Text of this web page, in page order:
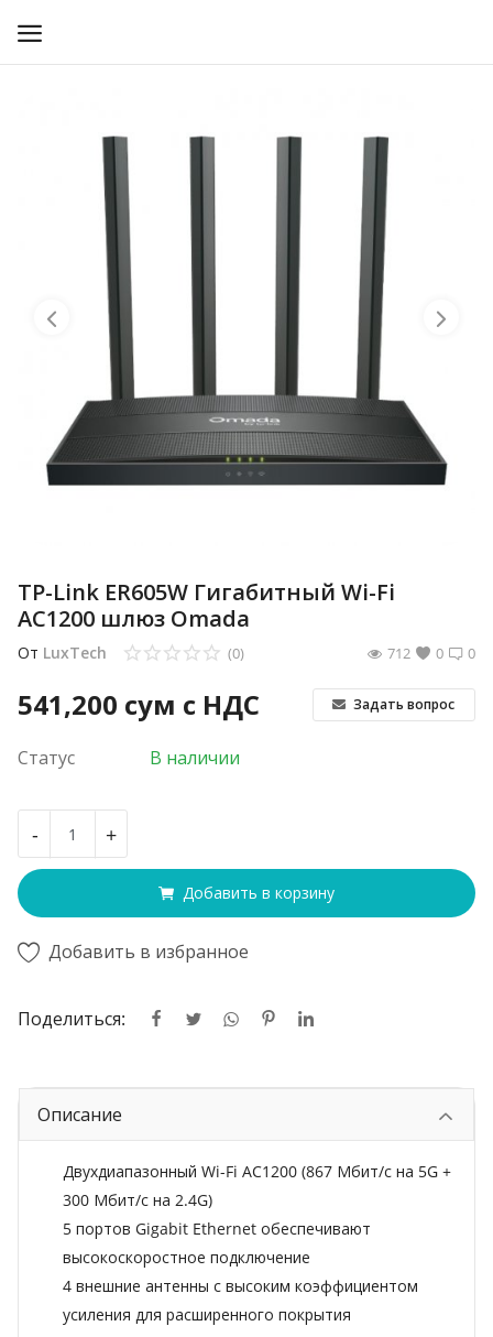
РЕШЕНИЯ ДЛЯ ДОМА
ДЛЯ БИЗНЕСА
ДЛЯ ОПЕРАТОРОВ СВЯЗИ
Контакты
Войти
Регистрация
TP-Link ER605W Гигабитный Wi-Fi
AC1200 шлюз Omada
От LuxTech 0
(0) 0
712
541,200 сум с НДС Задать вопрос
Статус В наличии
- +
Добавить в корзину
Добавить в избранное
Поделиться:
Описание
Двухдиапазонный Wi-Fi AC1200 (867 Мбит/с на 5G +
300 Мбит/с на 2.4G)
5 портов Gigabit Ethernet обеспечивают
высокоскоростное подключение
4 внешние антенны с высоким коэффициентом
усиления для расширенного покрытия